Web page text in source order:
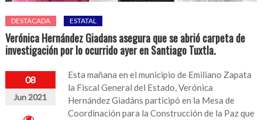
DESTACADA ESTATAL
Verónica Hernández Giadans asegura que se abrió carpeta de
investigación por lo ocurrido ayer en Santiago Tuxtla.
08
Jun 2021
Esta mañana en el municipio de Emiliano Zapata
la Fiscal General del Estado, Verónica
Hernández Giadáns participó en la Mesa de
Coordinación para la Construcción de la Paz que